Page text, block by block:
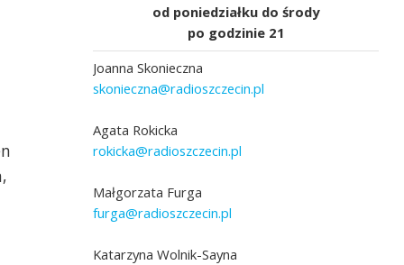
od poniedziałku do środy
po godzinie 21
Joanna Skonieczna
skonieczna@radioszczecin.pl
Agata Rokicka
rokicka@radioszczecin.pl
Małgorzata Furga
furga@radioszczecin.pl
Katarzyna Wolnik-Sayna